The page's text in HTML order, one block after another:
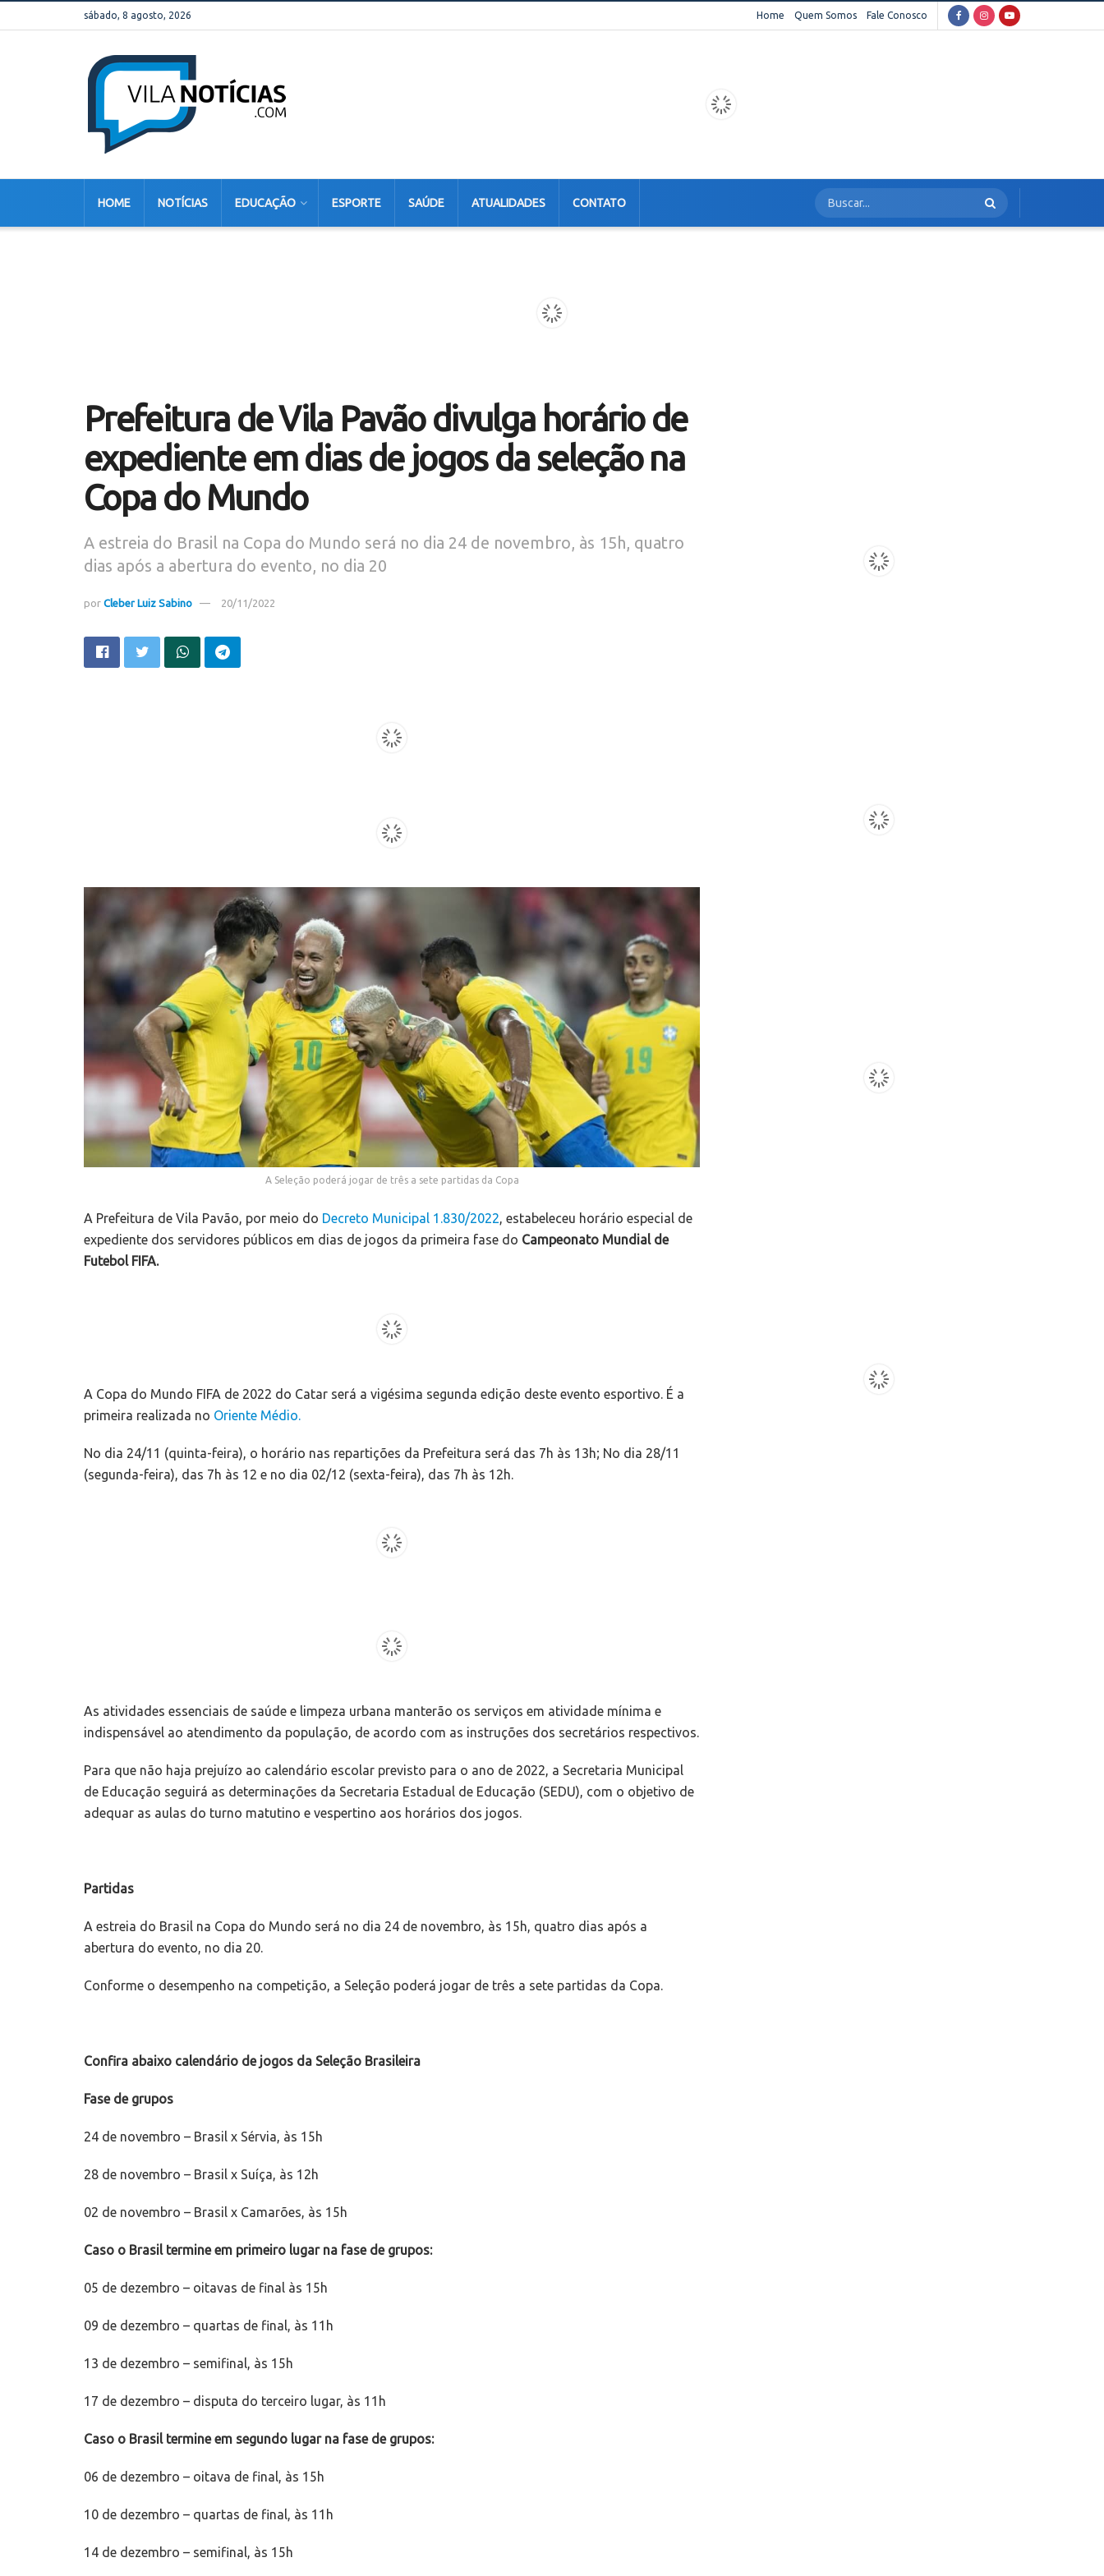
sábado, 8 agosto, 2026 Home Quem Somos Fale Conosco
HOME NOTÍCIAS EDUCAÇÃO ESPORTE SAÚDE ATUALIDADES CONTATO
Prefeitura de Vila Pavão divulga horário de
expediente em dias de jogos da seleção na
Copa do Mundo
A estreia do Brasil na Copa do Mundo será no dia 24 de novembro, às 15h, quatro
dias após a abertura do evento, no dia 20
por Cleber Luiz Sabino 20/11/2022
A Seleção poderá jogar de três a sete partidas da Copa
A Prefeitura de Vila Pavão, por meio do Decreto Municipal 1.830/2022, estabeleceu horário especial de
expediente dos servidores públicos em dias de jogos da primeira fase do Campeonato Mundial de
Futebol FIFA.
A Copa do Mundo FIFA de 2022 do Catar será a vigésima segunda edição deste evento esportivo. É a
primeira realizada no Oriente Médio.
No dia 24/11 (quinta-feira), o horário nas repartições da Prefeitura será das 7h às 13h; No dia 28/11
(segunda-feira), das 7h às 12 e no dia 02/12 (sexta-feira), das 7h às 12h.
As atividades essenciais de saúde e limpeza urbana manterão os serviços em atividade mínima e
indispensável ao atendimento da população, de acordo com as instruções dos secretários respectivos.
Para que não haja prejuízo ao calendário escolar previsto para o ano de 2022, a Secretaria Municipal
de Educação seguirá as determinações da Secretaria Estadual de Educação (SEDU), com o objetivo de
adequar as aulas do turno matutino e vespertino aos horários dos jogos.
Partidas
A estreia do Brasil na Copa do Mundo será no dia 24 de novembro, às 15h, quatro dias após a
abertura do evento, no dia 20.
Conforme o desempenho na competição, a Seleção poderá jogar de três a sete partidas da Copa.
Confira abaixo calendário de jogos da Seleção Brasileira
Fase de grupos
24 de novembro – Brasil x Sérvia, às 15h
28 de novembro – Brasil x Suíça, às 12h
02 de novembro – Brasil x Camarões, às 15h
Caso o Brasil termine em primeiro lugar na fase de grupos:
05 de dezembro – oitavas de final às 15h
09 de dezembro – quartas de final, às 11h
13 de dezembro – semifinal, às 15h
17 de dezembro – disputa do terceiro lugar, às 11h
Caso o Brasil termine em segundo lugar na fase de grupos:
06 de dezembro – oitava de final, às 15h
10 de dezembro – quartas de final, às 11h
14 de dezembro – semifinal, às 15h